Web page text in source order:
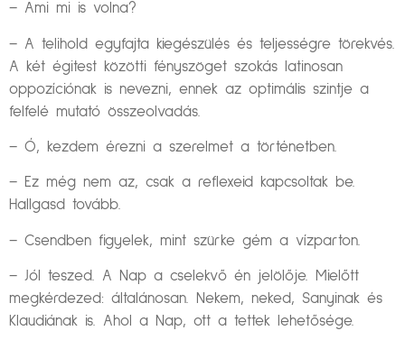
– Ami mi is volna?
– A telihold egyfajta kiegészülés és teljességre törekvés.
A két égitest közötti fényszöget szokás latinosan
oppozíciónak is nevezni, ennek az optimális szintje a
felfelé mutató összeolvadás.
– Ó, kezdem érezni a szerelmet a történetben.
– Ez még nem az, csak a reflexeid kapcsoltak be.
Hallgasd tovább.
– Csendben figyelek, mint szürke gém a vízparton.
– Jól teszed. A Nap a cselekvő én jelölője. Mielőtt
megkérdezed: általánosan. Nekem, neked, Sanyinak és
Klaudiának is. Ahol a Nap, ott a tettek lehetősége.